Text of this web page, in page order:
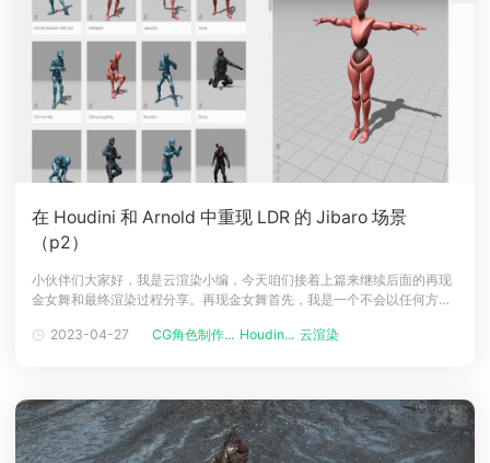
在 Houdini 和 Arnold 中重现 LDR 的 Jibaro 场景
（p2）
小伙伴们大家好，我是云渲染小编，今天咱们接着上篇来继续后面的再现
金女舞和最终渲染过程分享。再现金女舞首先，我是一个不会以任何方式
我们提供了这个庞大的动作捕捉和角色库，我下载了不同种类的舞蹈动
2023-04-27 CG角色制作... Houdin... 云渲染